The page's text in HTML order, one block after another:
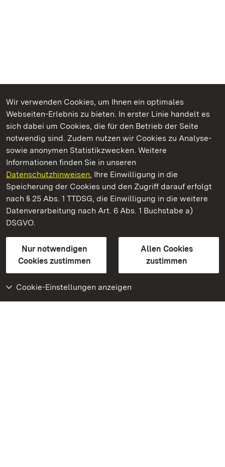
Wir verwenden Cookies, um Ihnen ein optimales
Webseiten-Erlebnis zu bieten. In erster Linie handelt es
sich dabei um Cookies, die für den Betrieb der Seite
notwendig sind. Zudem nutzen wir Cookies zu Analyse-
sowie anonymen Statistikzwecken. Weitere
Informationen finden Sie in unseren
Datenschutzhinweisen. Ihre Einwilligung in die
Speicherung der Cookies und den Zugriff darauf erfolgt
nach § 25 Abs. 1 TTDSG, die Einwilligung in die weitere
Datenverarbeitung nach Art. 6 Abs. 1 Buchstabe a)
DSGVO.
Nur notwendigen
Cookies zustimmen
Allen Cookies
zustimmen
Cookie-Einstellungen anzeigen
Kommen. Staunen. Genießen.
Staatliche Schlösser und Gärten Baden‑Württemberg
Staatliche Schlösser und Gärten Baden-Württemberg
Kontakt
GebärdenspracheLeichte Sprache
Erklärung zur Barrierefreiheit
BITV-konform (geprüfte Seiten)
Weiteres